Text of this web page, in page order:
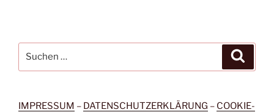
nach:
IMPRESSUM – DATENSCHUTZERKLÄRUNG – COOKIE-